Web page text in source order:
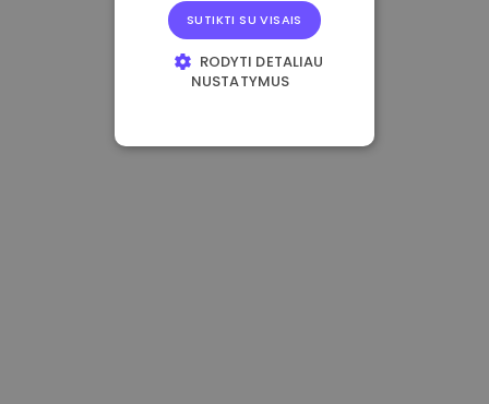
SUTIKTI SU VISAIS
RODYTI DETALIAU
NUSTATYMUS